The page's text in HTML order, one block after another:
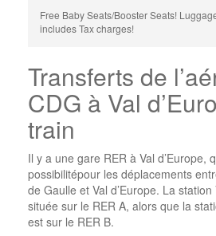
Free Baby Seats/Booster Seats!
includes Tax charges!
Transferts de
CDG à Val
train
Il y a une gare RER à Val d’Europe,
possibilitépour les déplacements
de Gaulle et Val d’Europe. La station
située sur le RER A, alors que la
est sur le RER B.